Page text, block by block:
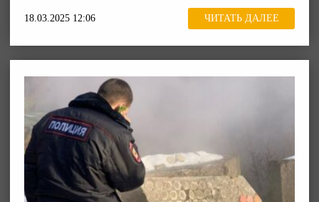
18.03.2025 12:06 ЧИТАТЬ ДАЛЕЕ